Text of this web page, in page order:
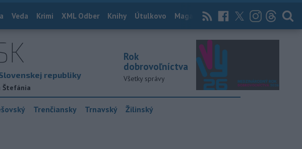
Veda Krimi XML Odber Knihy Útulkovo Magazín News Now Archív
republiky
Štefánia
Rok
dobrovoľníctva
Všetky správy
Trenčiansky Trnavský Žilinský